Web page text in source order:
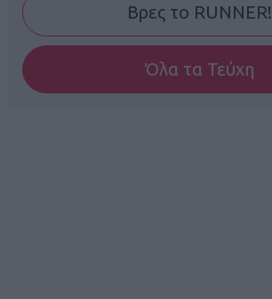
Βρες το RUNNER!
Όλα τα Τεύχη